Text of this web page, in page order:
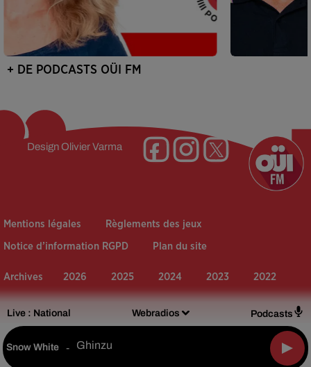
Live : National Webradios Podcasts
Snow White - Ghinzu
+ DE PODCASTS OÜI FM
Design Olivier Varma
Mentions légales Règlements des jeux
Notice d’information RGPD Plan du site
Archives 2026 2025 2024 2023 2022